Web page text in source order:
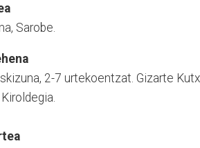
Sarobe.
2-7 urtekoentzat. Gizarte